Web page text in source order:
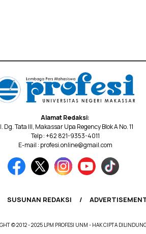
Alamat Redaksi:
Dg. Tata III, Makassar Upa Regency Blok A No. 11
Telp : +62 821-9353-4011
E-mail : profesi.online@gmail.com
SUSUNAN REDAKSI
© 2012 - 2025 LPM PROFESI UNM - HAK CIPTA